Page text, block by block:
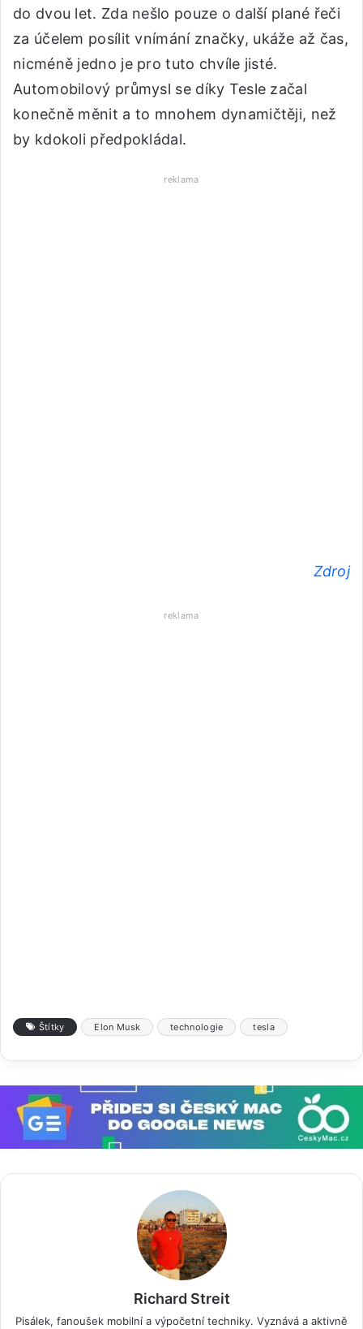
do dvou let. Zda nešlo pouze o další plané řeči
za účelem posílit vnímání značky, ukáže až čas,
nicméně jedno je pro tuto chvíle jisté.
Automobilový průmysl se díky Tesle začal
konečně měnit a to mnohem dynamičtěji, než
by kdokoli předpokládal.
reklama
Zdroj
reklama
Štítky Elon Musk technologie tesla
Richard Streit
Pisálek, fanoušek mobilní a výpočetní techniky. Vyznává a aktivně